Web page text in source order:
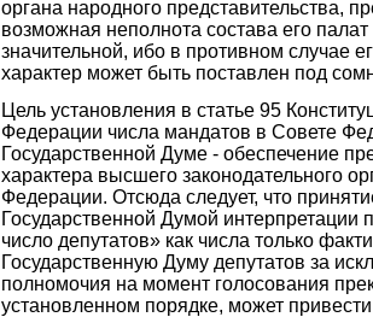
органа народного представительства,
возможная неполнота состава его
значительной, ибо в противном случае
характер может быть поставлен под
Цель установления в статье 95
Федерации числа мандатов в Совете
Государственной Думе - обеспечение
характера высшего законодательного
Федерации. Отсюда следует, что
Государственной Думой интерпретации
число депутатов» как числа только
Государственную Думу депутатов за
полномочия на момент голосования
установленном порядке, может привести